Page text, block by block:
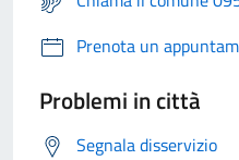
Prenota un
Problemi in città
Segnala disservizio